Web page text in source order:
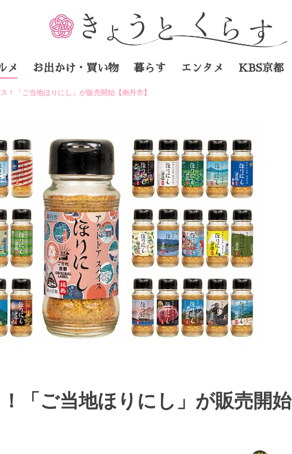
メ お出かけ・買い物 暮らす エンタメ KBS京都
！「ご当地ほりにし」が販売開始【南丹市】
「ご当地ほりにし」が販売開始